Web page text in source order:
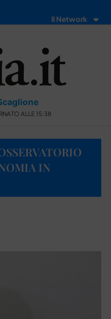
Il Network
ALLE 15:38
IN